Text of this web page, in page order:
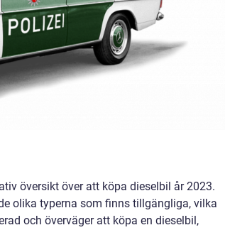
översikt över att köpa dieselbil år 2023.
olika typerna som finns tillgängliga, vilka
och överväger att köpa en dieselbil,